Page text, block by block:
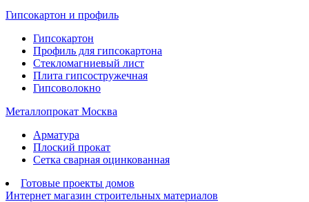
Гипсокартон и профиль
Гипсокартон
Профиль для гипсокартона
Стекломагниевый лист
Плита гипсостружечная
Гипсоволокно
Металлопрокат Москва
Арматура
Плоский прокат
Сетка сварная оцинкованная
Готовые проекты домов
Интернет магазин строительных материалов